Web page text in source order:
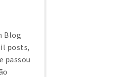
Blog
posts,
passou